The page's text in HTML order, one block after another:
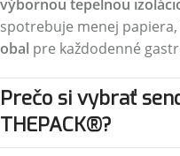
výbornou tepelnou
spotrebuje menej
obal pre každodenné
Prečo si vybrať
THEPACK®?